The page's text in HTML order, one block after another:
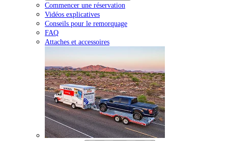
Commencer une réservation
Vidéos explicatives
Conseils pour le remorquage
FAQ
Attaches et accessoires